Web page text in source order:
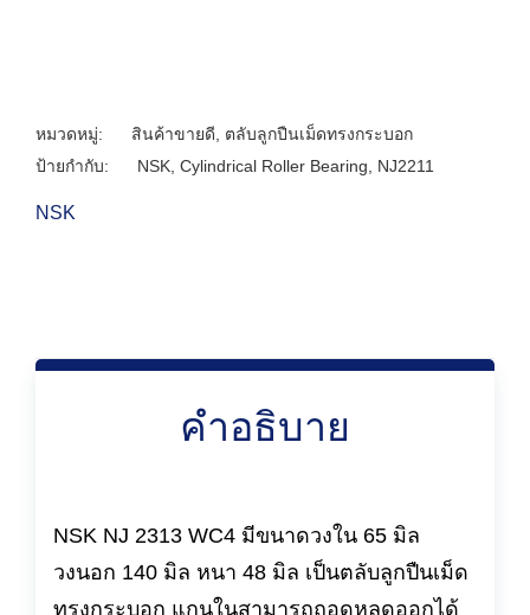
หมวดหมู่: สินค้าขายดี
ตลับลูกปืนเม็ดทรงกระบอก
ป้ายกำกับ:
NSK Cylindrical Roller Bearing NJ2211
NSK
คำอธิบาย
NSK NJ 2313 WC4 มีขนาดวงใน 65 มิล
วงนอก 140 มิล หนา 48 มิล เป็นตลับลูกปืนเม็ด
ทรงกระบอก แกนในสามารถถอดหลุดออกได้